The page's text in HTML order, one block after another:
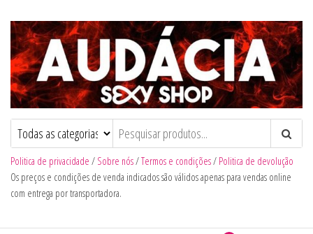
Audacia Sexy Shop
Politica de privacidade / Sobre nós/Termos e condições/ Politica de devolução
Os preços e condições de venda indicados são válidos apenas para vendas online
com entrega por transportadora.